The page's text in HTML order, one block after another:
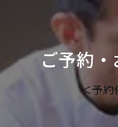
ご予約
＜予約